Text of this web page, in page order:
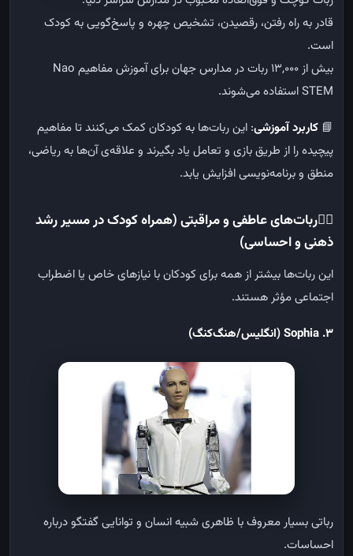
قادر به راه رفتن، رقصیدن، تشخیص چهره و پاسخ‌گویی به کودک
است.
بیش از۱۳,۰۰۰ رباتدر مدارس جهان برای آموزش مفاهیم
STEMاستفاده می‌شوند.
📘 کاربرد آموزشی: این ربات‌ها به کودکان کمک می‌کنند تا مفاهیم
پیچیده را از طریق بازی و تعامل یاد بگیرند و علاقه‌ی آن‌ها به ریاضی،
منطق و برنامه‌نویسی افزایش یابد.
👩‍⚕️ربات‌های عاطفی و مراقبتی (همراه کودک در مسیر رشد
ذهنی و احساسی)
این ربات‌ها بیشتر از همه برای کودکان با نیازهای خاص یا اضطراب
اجتماعی مؤثر هستند.
3. Sophia ( انگلیس/هنگ‌کنگ)
رباتی بسیار معروف با ظاهری شبیه انسان و توانایی گفتگو درباره
احساسات.